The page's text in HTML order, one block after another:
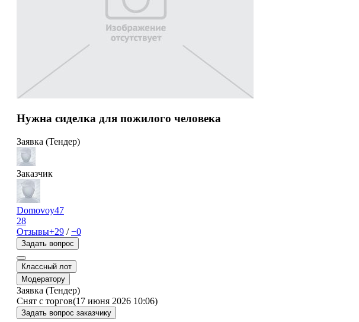
Нужна сиделка для пожилого человека
Заявка (Тендер)
Заказчик
Domovoy47
28
Отзывы+29/−0
Задать вопрос
Классный лот
Модератору
Заявка (Тендер)
Снят с торгов(17 июня 2026 10:06)
Задать вопрос заказчику